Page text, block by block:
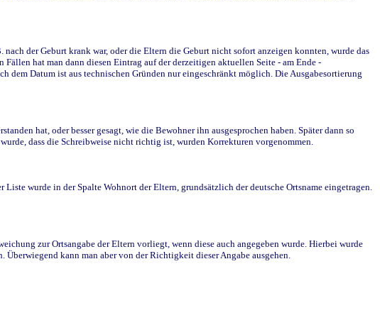
der Geburt krank war, oder die Eltern die Geburt nicht sofort anzeigen konnten, wurde das
hat man dann diesen Eintrag auf der derzeitigen aktuellen Seite - am Ende -
dem Datum ist aus technischen Gründen nur eingeschränkt möglich. Die Ausgabesortierung
hat, oder besser gesagt, wie die Bewohner ihn ausgesprochen haben. Später dann so
dass die Schreibweise nicht richtig ist, wurden Korrekturen vorgenommen.
wurde in der Spalte Wohnort der Eltern, grundsätzlich der deutsche Ortsname eingetragen.
zur Ortsangabe der Eltern vorliegt, wenn diese auch angegeben wurde. Hierbei wurde
kann man aber von der Richtigkeit dieser Angabe ausgehen.